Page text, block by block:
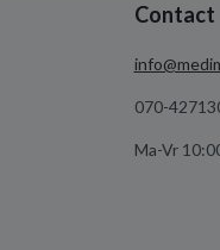
Contact
070-
Ma-Vr